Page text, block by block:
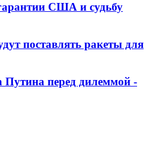
США и судьбу
поставлять ракеты для
Путина перед дилеммой -